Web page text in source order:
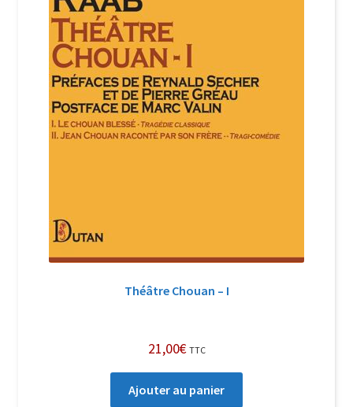
Théâtre Chouan – I
21,00€ TTC
Ajouter au panier